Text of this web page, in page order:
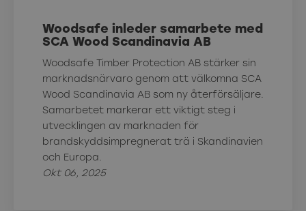
Woodsafe inleder samarbete med
SCA Wood Scandinavia AB
Woodsafe Timber Protection AB stärker sin
marknadsnärvaro genom att välkomna SCA
Wood Scandinavia AB som ny återförsäljare.
Samarbetet markerar ett viktigt steg i
utvecklingen av marknaden för
brandskyddsimpregnerat trä i Skandinavien
och Europa.
Okt 06, 2025